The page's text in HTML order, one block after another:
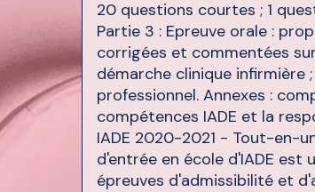
20 questions courtes ; 1
Partie 3 : Epreuve orale :
corrigées et commentées
démarche clinique
professionnel. Annexes :
compétences IADE et la
IADE 2020-2021 - Tout-en-
d'entrée en école d'IADE
épreuves d'admissibilité et